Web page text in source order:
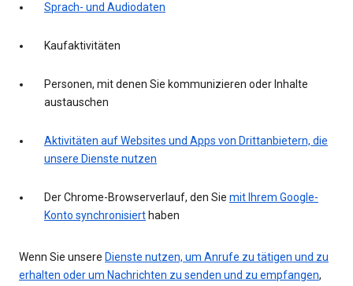
Sprach- und Audiodaten
Kaufaktivitäten
Personen, mit denen Sie kommunizieren oder Inhalte
austauschen
Aktivitäten auf Websites und Apps von Drittanbietern, die
unsere Dienste nutzen
Der Chrome-Browserverlauf, den Sie mit Ihrem Google-
Konto synchronisiert haben
Wenn Sie unsere Dienste nutzen, um Anrufe zu tätigen und zu
erhalten oder um Nachrichten zu senden und zu empfangen,